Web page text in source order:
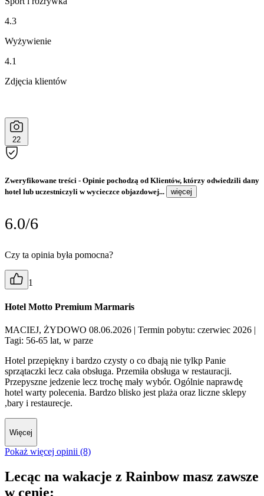
4.3
Wyżywienie
4.1
Zdjęcia klientów
22
Zweryfikowane treści - Opinie pochodzą od Klientów, którzy odwiedzili dany
hotel lub uczestniczyli w wycieczce objazdowej...
więcej
6.0/6
Czy ta opinia była pomocna?
1
Hotel Motto Premium Marmaris
MACIEJ, ŻYDOWO 08.06.2026 | Termin pobytu: czerwiec 2026 |
Tagi: 56-65 lat, w parze
Hotel przepiękny i bardzo czysty o co dbają nie tylkp Panie
sprzątaczki lecz cała obsługa. Przemiła obsługa w restauracji.
Przepyszne jedzenie lecz trochę mały wybór. Ogólnie naprawdę
hotel warty polecenia. Bardzo blisko jest plaża oraz liczne sklepy
,bary i restaurecje.
Więcej
Pokaż więcej opinii (8)
Lecąc na wakacje z Rainbow masz zawsze
w cenie: